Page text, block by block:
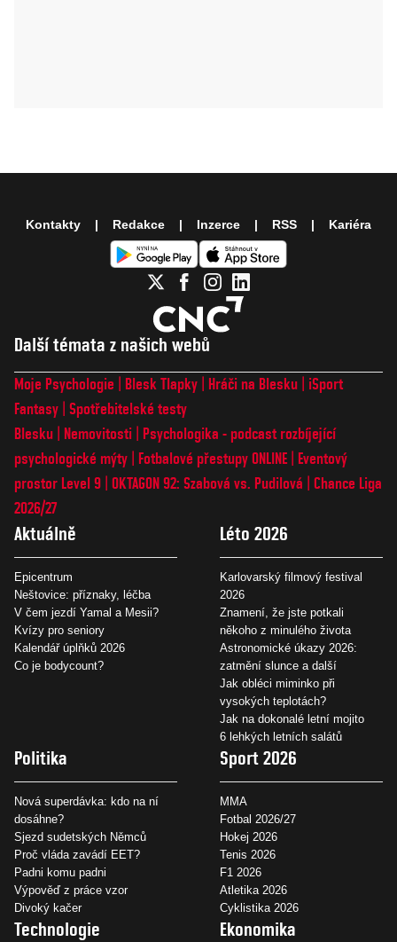
Další témata z našich webů
Moje Psychologie Blesk Tlapky Hráči na Blesku
iSport
Fantasy Spotřebitelské testy
Blesku
Nemovitosti
Psychologika - podcast rozbíjející
psychologické mýty
Fotbalové přestupy ONLINE
Eventový
prostor Level 9 OKTAGON 92: Szabová vs. Pudilová
Chance Liga
2026/27
Aktuálně
Epicentrum
Neštovice: příznaky, léčba
V čem jezdí Yamal a Mesii?
Kvízy pro seniory
Kalendář úplňků 2026
Co je bodycount?
Léto 2026
Karlovarský filmový festival
2026
Znamení, že jste potkali
někoho z minulého života
Astronomické úkazy 2026:
zatmění slunce a další
Jak obléci miminko při
vysokých teplotách?
Jak na dokonalé letní mojito
6 lehkých letních salátů
Politika
Nová superdávka: kdo na ní
dosáhne?
Sjezd sudetských Němců
Proč vláda zavádí EET?
Padni komu padni
Výpověď z práce vzor
Divoký kačer
Sport 2026
MMA
Fotbal 2026/27
Hokej 2026
Tenis 2026
F1 2026
Atletika 2026
Cyklistika 2026
Technologie Ekonomika
Kontakty Redakce Inzerce RSS Kariéra